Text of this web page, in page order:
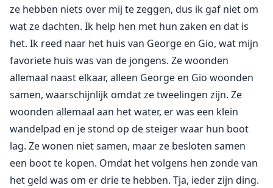
ze hebben niets over mij te zeggen, dus ik gaf niet om
wat ze dachten. Ik help hen met hun zaken en dat is
het. Ik reed naar het huis van George en Gio, wat mijn
favoriete huis was van de jongens. Ze woonden
allemaal naast elkaar, alleen George en Gio woonden
samen, waarschijnlijk omdat ze tweelingen zijn. Ze
woonden allemaal aan het water, er was een klein
wandelpad en je stond op de steiger waar hun boot
lag. Ze wonen niet samen, maar ze besloten samen
een boot te kopen. Omdat het volgens hen zonde van
het geld was om er drie te hebben. Tja, ieder zijn ding.